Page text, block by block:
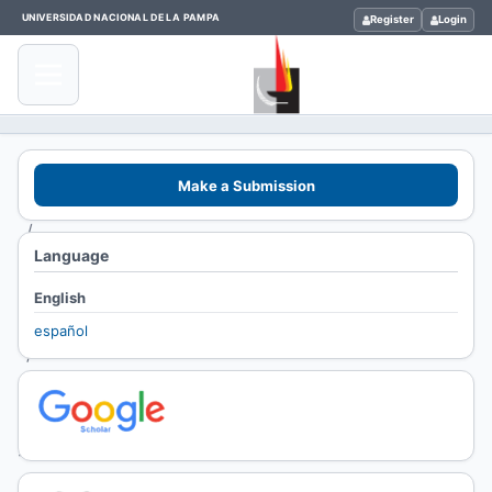
UNIVERSIDAD NACIONAL DE LA PAMPA Register Login
Home
/
Archives
/
Vol. 32
No. 2
(2022)
/
Artículos
Científicos
y Técnicos
Make a Submission
Language
English
español